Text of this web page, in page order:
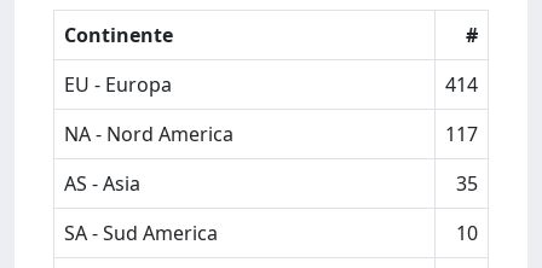
Continente
#
EU - Europa
414
NA - Nord America
117
AS - Asia
35
SA - Sud America
10